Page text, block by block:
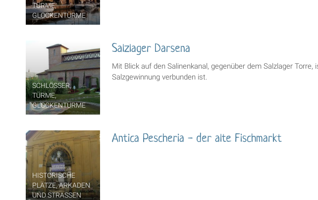
TÜRME,
GLOCKENTÜRME
SCHLÖSSER,
TÜRME,
GLOCKENTÜRME
Salzlager Darsena
Mit Blick auf den Salinenkanal, gegenüber dem Salzlager
Salzgewinnung verbunden ist.
HISTORISCHE
PLÄTZE, ARKADEN
UND STRASSEN
Antica Pescheria - der alte Fischmarkt